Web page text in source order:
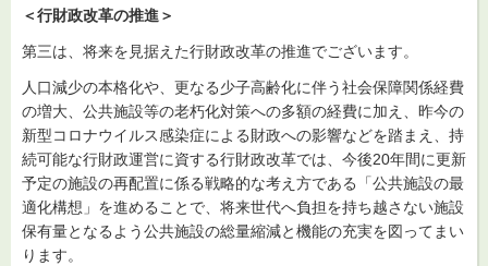
＜行財政改革の推進＞
第三は、将来を見据えた行財政改革の推進でございます。
人口減少の本格化や、更なる少子高齢化に伴う社会保障関係経費
の増大、公共施設等の老朽化対策への多額の経費に加え、昨今の
新型コロナウイルス感染症による財政への影響などを踏まえ、持
続可能な行財政運営に資する行財政改革では、今後20年間に更新
予定の施設の再配置に係る戦略的な考え方である「公共施設の最
適化構想」を進めることで、将来世代へ負担を持ち越さない施設
保有量となるよう公共施設の総量縮減と機能の充実を図ってまい
ります。